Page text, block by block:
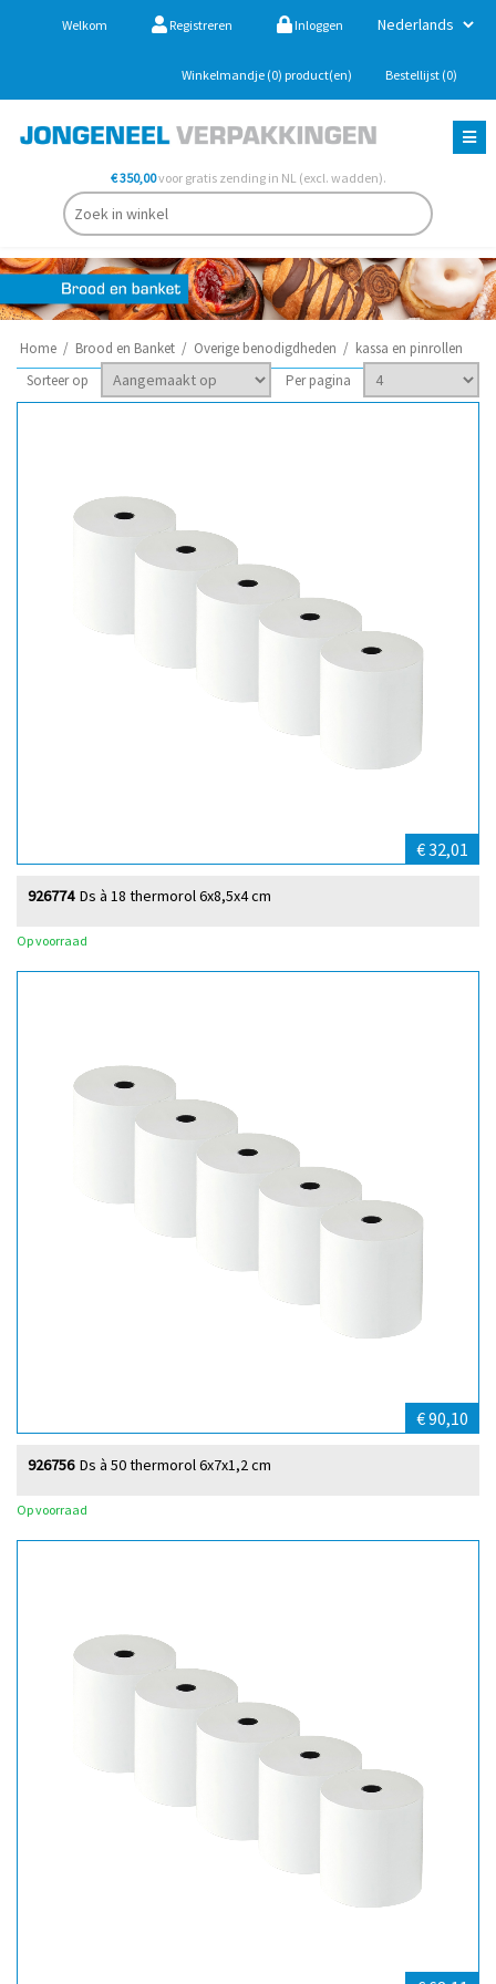
Welkom Registreren Inloggen
Winkelmandje (0) product(en) Bestellijst (0)
€ 350,00voor gratis zending in NL (excl. wadden).
Home / Brood en Banket / Overige benodigdheden / kassa en pinrollen
Sorteer op
Per pagina
€ 32,01
Ds à 18 thermorol 6x8,5x4 cm
926774
Op voorraad
€ 90,10
Ds à 50 thermorol 6x7x1,2 cm
926756
Op voorraad